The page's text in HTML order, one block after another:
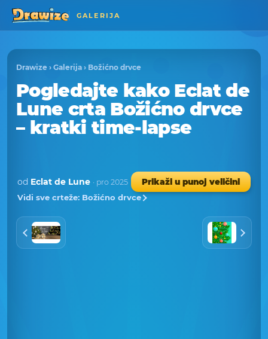
GALERIJA
Drawize › Galerija › Božićno drvce
Pogledajte kako Eclat de
Lune crta Božićno drvce
– kratki time-lapse
od Eclat de Lune · pro 2025
Prikaži u punoj veličini
Vidi sve crteže: Božićno drvce